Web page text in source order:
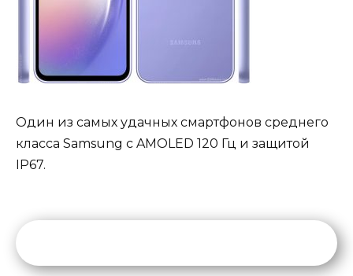
Один из самых удачных смартфонов среднего
класса Samsung с AMOLED 120 Гц и защитой
IP67.